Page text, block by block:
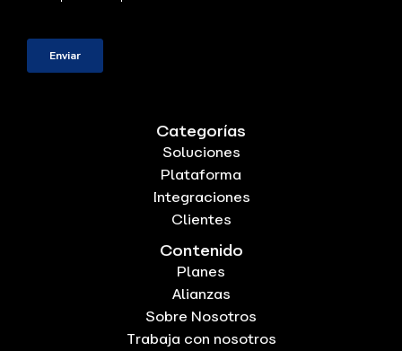
Categorías
Soluciones
Plataforma
Integraciones
Clientes
Contenido
Planes
Alianzas
Sobre Nosotros
Trabaja con nosotros